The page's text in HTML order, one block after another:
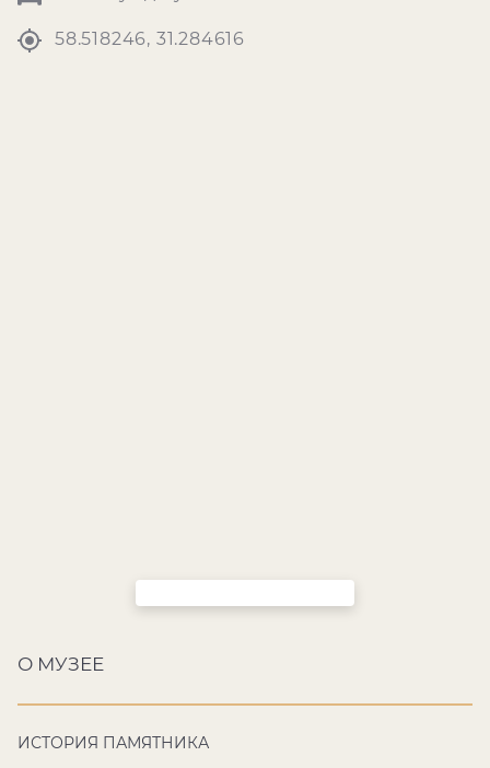
58.518246, 31.284616
О МУЗЕЕ
ИСТОРИЯ ПАМЯТНИКА